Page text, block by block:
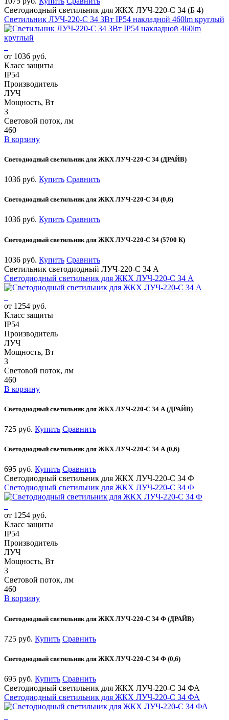
Светодиодный светильник для ЖКХ ЛУЧ-220-С 34 (Б 4)
Светильник ЛУЧ-220-С 34 3Вт IP54 накладной 460lm круглый
от 1036 руб.
Класс защиты
IP54
Производитель
ЛУЧ
Мощность, Вт
3
Световой поток, лм
460
В корзину
Светодиодный светильник для ЖКХ ЛУЧ-220-С 34 (ДРАЙВ)
1036 руб. Купить Сравнить
Светодиодный светильник для ЖКХ ЛУЧ-220-С 34 (0,6)
1036 руб. Купить Сравнить
Светодиодный светильник для ЖКХ ЛУЧ-220-С 34 (5700 К)
1036 руб. Купить Сравнить
Светильник светодиодный ЛУЧ-220-С 34 А
Светодиодный светильник для ЖКХ ЛУЧ-220-С 34 А
от 1254 руб.
Класс защиты
IP54
Производитель
ЛУЧ
Мощность, Вт
3
Световой поток, лм
460
В корзину
Светодиодный светильник для ЖКХ ЛУЧ-220-С 34 А (ДРАЙВ)
725 руб. Купить Сравнить
Светодиодный светильник для ЖКХ ЛУЧ-220-С 34 А (0,6)
695 руб. Купить Сравнить
Светодиодный светильник для ЖКХ ЛУЧ-220-С 34 Ф
Светодиодный светильник для ЖКХ ЛУЧ-220-С 34 Ф
от 1254 руб.
Класс защиты
IP54
Производитель
ЛУЧ
Мощность, Вт
3
Световой поток, лм
460
В корзину
Светодиодный светильник для ЖКХ ЛУЧ-220-С 34 Ф (ДРАЙВ)
725 руб. Купить Сравнить
Светодиодный светильник для ЖКХ ЛУЧ-220-С 34 Ф (0,6)
695 руб. Купить Сравнить
Светодиодный светильник для ЖКХ ЛУЧ-220-С 34 ФА
Светодиодный светильник для ЖКХ ЛУЧ-220-С 34 ФА